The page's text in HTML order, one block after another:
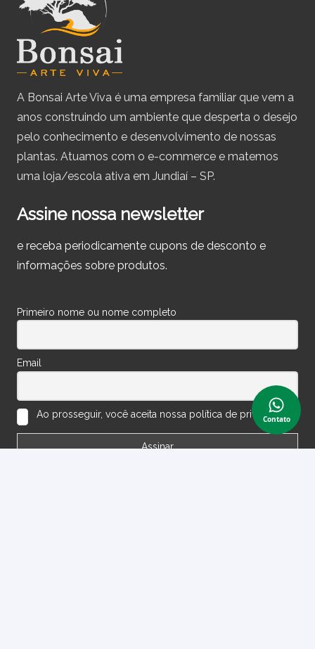
A Bonsai Arte Viva é uma empresa familiar que vem a
anos construindo um ambiente que desperta o desejo
pelo conhecimento e desenvolvimento de nossas
plantas. Atuamos com o e-commerce e matemos
uma loja/escola ativa em Jundiaí – SP.
Assine nossa newsletter
e receba periodicamente cupons de desconto e
informações sobre produtos.
Primeiro nome ou nome completo
Email
Ao prosseguir, você aceita nossa política de privacidade.
Contato